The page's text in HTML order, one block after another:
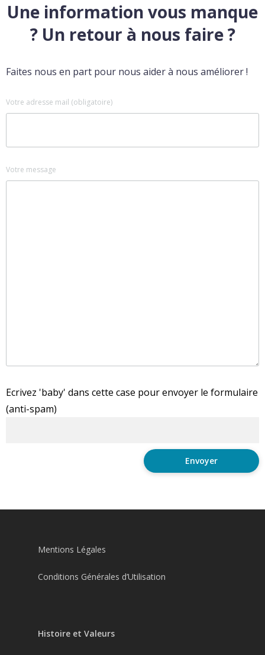
Une information vous manque
? Un retour à nous faire ?
Faites nous en part pour nous aider à nous améliorer !
Votre adresse mail (obligatoire)
Votre message
Ecrivez 'baby' dans cette case pour envoyer le formulaire
(anti-spam)
Mentions Légales
Conditions Générales d’Utilisation
Histoire et Valeurs